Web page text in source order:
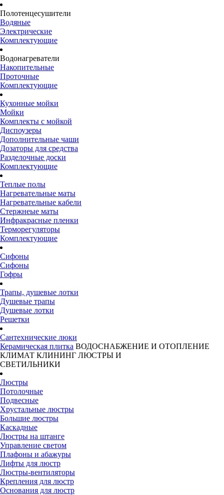
Полотенцесушители
Водяные
Электрические
Комплектующие
Водонагреватели
Накопительные
Проточные
Комплектующие
Кухонные мойки
Мойки
Комплекты с мойкой
Диспоузеры
Дополнительные чаши
Дозаторы для средства
Разделочные доски
Комплектующие
Теплые полы
Нагревательные маты
Нагревательные кабели
Стержнеые маты
Инфракрасные пленки
Терморегуляторы
Комплектующие
Сифоны
Сифоны
Гофры
Трапы, душевые лотки
Душевые трапы
Душевые лотки
Решетки
Сантехнические люки
Керамическая плитка ВОДОСНАБЖЕНИЕ И ОТОПЛЕНИЕ
КЛИМАТ КЛИНИНГ ЛЮСТРЫ И
СВЕТИЛЬНИКИ
Люстры
Потолочные
Подвесные
Хрустальные люстры
Большие люстры
Каскадные
Люстры на штанге
Управление светом
Плафоны и абажуры
Лифты для люстр
Люстры-вентиляторы
Крепления для люстр
Основания для люстр